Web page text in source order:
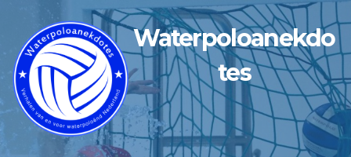
de
inhoud
Waterpoloanekdo
tes